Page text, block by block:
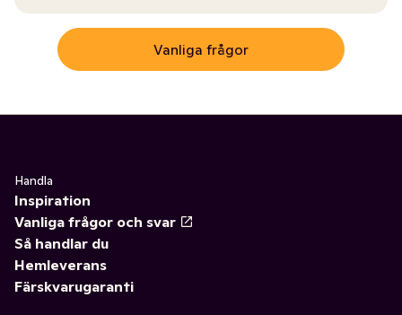
Vanliga frågor
Handla
Inspiration
Vanliga frågor och svar
Så handlar du
Hemleverans
Färskvarugaranti